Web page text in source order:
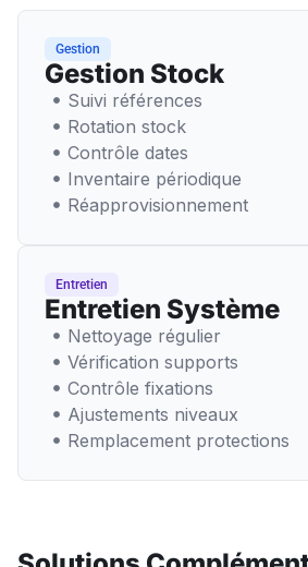
Gestion
Gestion Stock
Suivi références
Rotation stock
Contrôle dates
Inventaire périodique
Réapprovisionnement
Entretien
Entretien Système
Nettoyage régulier
Vérification supports
Contrôle fixations
Ajustements niveaux
Remplacement protections